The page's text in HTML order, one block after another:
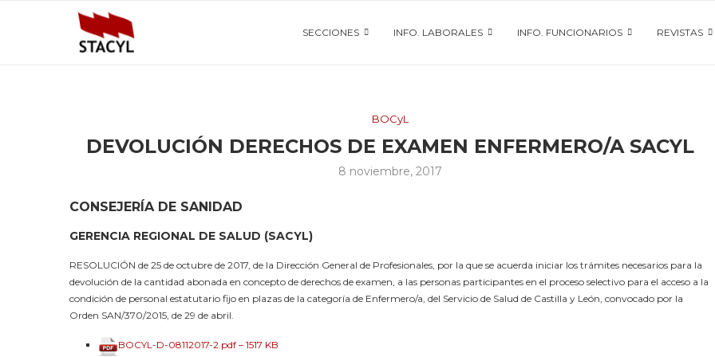
SECCIONES INFO. LABORALES INFO. FUNCIONARIOS REVISTAS
BOCyL
DEVOLUCIÓN DERECHOS DE EXAMEN ENFERMERO/A SACYL
8 noviembre, 2017
CONSEJERÍA DE SANIDAD
GERENCIA REGIONAL DE SALUD (SACYL)
RESOLUCIÓN de 25 de octubre de 2017, de la Dirección General de Profesionales, por la que se acuerda iniciar los trámites necesarios para la
devolución de la cantidad abonada en concepto de derechos de examen, a las personas participantes en el proceso selectivo para el acceso a la
condición de personal estatutario fijo en plazas de la categoría de Enfermero/a, del Servicio de Salud de Castilla y León, convocado por la
Orden SAN/370/2015, de 29 de abril.
BOCYL-D-08112017-2.pdf – 1517 KB